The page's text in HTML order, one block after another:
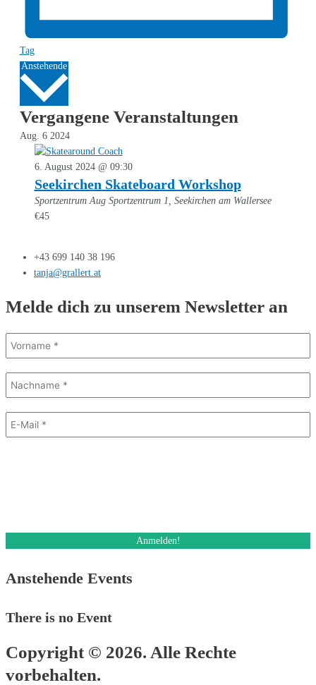
Tag
Anstehende
wählen.
Vergangene Veranstaltungen
Aug. 6 2024
6. August 2024 @ 09:30
Seekirchen Skateboard Workshop
Sportzentrum Aug Sportzentrum 1, Seekirchen am Wallersee
€45
+43 699 140 38 196
tanja@grallert.at
Melde dich zu unserem Newsletter an
Anstehende Events
There is no Event
Copyright © 2026. Alle Rechte
vorbehalten.